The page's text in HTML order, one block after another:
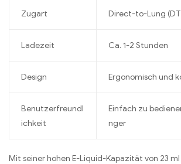
Zugart Direct-to-Lung
Ladezeit Ca. 1-2 Stunden
Design Ergonomisch und
Benutzerfreundl
ichkeit
Einfach zu
nger
Mit seiner hohen E-Liquid-Kapazität von 23 ml